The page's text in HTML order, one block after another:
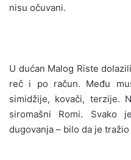
nisu očuvani.
U dućan Malog Riste
reč i po račun. Među
simidžije, kovači, terzije.
siromašni Romi.
dugovanja – bilo da je